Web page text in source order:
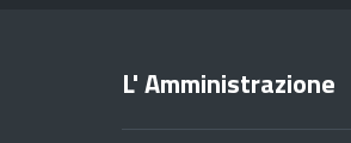
L' Amministrazione